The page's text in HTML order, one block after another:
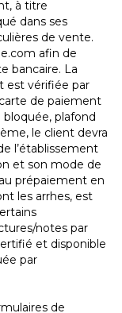
à titre
dans ses
de vente.
afin de
bancaire. La
est vérifiée par
de paiement
bloquée, plafond
le client devra
l’établissement
et son mode de
prépaiement en
les arrhes, est
notes par
et disponible
par
de